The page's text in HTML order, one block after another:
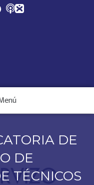
DE
DE
TÉCNICOS